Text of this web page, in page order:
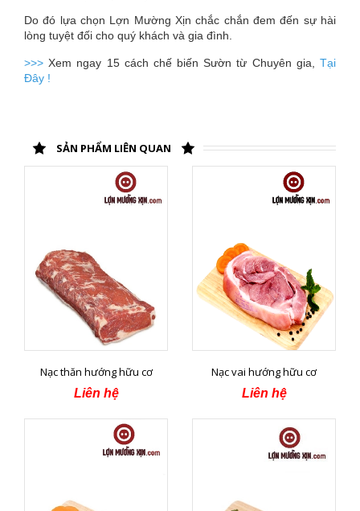
Do đó lựa chọn Lợn Mường Xịn chắc chắn đem đến sự hài
lòng tuyệt đối cho quý khách và gia đình.
>>> Xem ngay 15 cách chế biến Sườn từ Chuyên gia, Tại
Đây !
SẢN PHẨM LIÊN QUAN
Nạc thăn hướng hữu cơ
Liên hệ
Nạc vai hướng hữu cơ
Liên hệ